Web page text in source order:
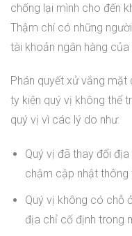
chống lại mình cho đến
Thậm chí có những
tài khoản ngân hàng của
Phán quyết xử vắng
ty kiện quý vị không thể
quý vị vì các lý do như:
Quý vị đã thay đổi
chậm cập nhật thông
Quý vị không có chỗ
địa chỉ cố định trong